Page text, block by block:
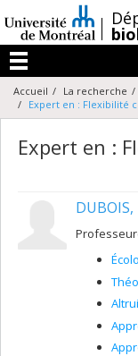
au
contenu
/
Menu
Accueil La recherche
Expert en : Flexibilité
Expert en :